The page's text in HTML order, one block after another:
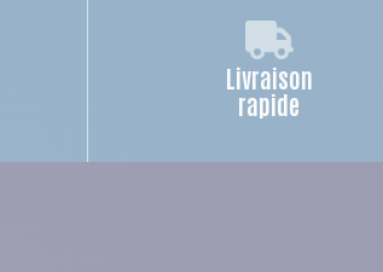
Livraison
rapide